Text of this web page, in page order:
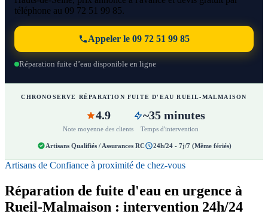
téléphone au 09 72 51 99 85.
Appeler le 09 72 51 99 85
Réparation fuite d’eau disponible en ligne
CHRONOSERVE RÉPARATION FUITE D'EAU RUEIL-MALMAISON
4.9
Note moyenne des clients
~35 minutes
Temps d'intervention
Artisans Qualifiés / Assurances RC 24h/24 - 7j/7 (Même fériés)
Artisans de Confiance à proximité de chez-vous
Réparation de fuite d'eau en urgence à
Rueil-Malmaison : intervention 24h/24